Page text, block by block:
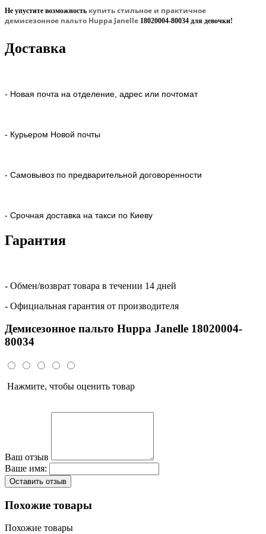
Не упустите возможность купить стильное и практичное
демисезонное пальто Huppa Janelle 18020004-80034 для девочки!
Доставка
- Новая почта на отделение, адрес или почтомат
- Курьером Новой почты
- Самовывоз по предварительной договоренности
- Срочная доставка на такси по Киеву
Гарантия
- Обмен/возврат товара в течении 14 дней
- Официальная гарантия от производителя
Демисезонное пальто Huppa Janelle 18020004-
80034
Нажмите, чтобы оценить товар
Ваш отзыв
Ваше имя:
Оставить отзыв
Похожие товары
Похожие товары